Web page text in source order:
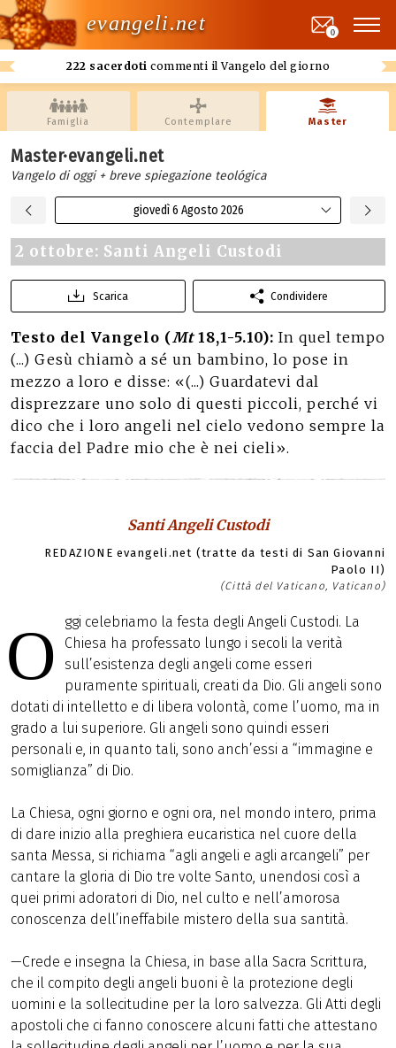
evangeli.net
222 sacerdoti commenti il Vangelo del giorno
0
Famiglia Contemplare Master
Master·evangeli.net
Vangelo di oggi + breve spiegazione teológica
giovedì 6 Agosto 2026
2 ottobre: Santi Angeli Custodi
Scarica Condividere
Testo del Vangelo (Mt18,1-5.10): In quel tempo
(...) Gesù chiamò a sé un bambino, lo pose in
mezzo a loro e disse: «(...) Guardatevi dal
disprezzare uno solo di questi piccoli, perché vi
dico che i loro angeli nel cielo vedono sempre la
faccia del Padre mio che è nei cieli».
Santi Angeli Custodi
REDAZIONE evangeli.net (tratte da testi di San Giovanni
Paolo II)
(Città del Vaticano, Vaticano)
O
ggi celebriamo la festa degli Angeli Custodi. La
Chiesa ha professato lungo i secoli la verità
sull’esistenza degli angeli come esseri
puramente spirituali, creati da Dio. Gli angeli sono
dotati di intelletto e di libera volontà, come l’uomo, ma in
grado a lui superiore. Gli angeli sono quindi esseri
personali e, in quanto tali, sono anch’essi a “immagine e
somiglianza” di Dio.
La Chiesa, ogni giorno e ogni ora, nel mondo intero, prima
di dare inizio alla preghiera eucaristica nel cuore della
santa Messa, si richiama “agli angeli e agli arcangeli” per
cantare la gloria di Dio tre volte Santo, unendosi così a
quei primi adoratori di Dio, nel culto e nell’amorosa
conoscenza dell’ineffabile mistero della sua santità.
—Crede e insegna la Chiesa, in base alla Sacra Scrittura,
che il compito degli angeli buoni è la protezione degli
uomini e la sollecitudine per la loro salvezza. Gli Atti degli
apostoli che ci fanno conoscere alcuni fatti che attestano